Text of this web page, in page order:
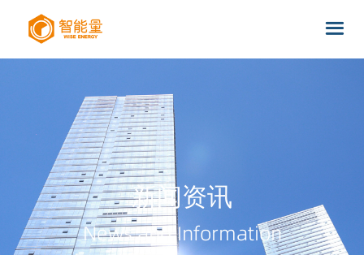
新闻资讯
News and Information